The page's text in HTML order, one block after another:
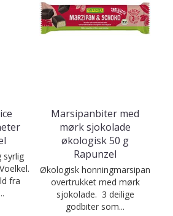
syrlig
fra
Marsipanbiter med
mørk sjokolade
økologisk 50 g
Rapunzel
Økologisk honningmarsipan
overtrukket med mørk
sjokolade. 3 deilige
godbiter som...